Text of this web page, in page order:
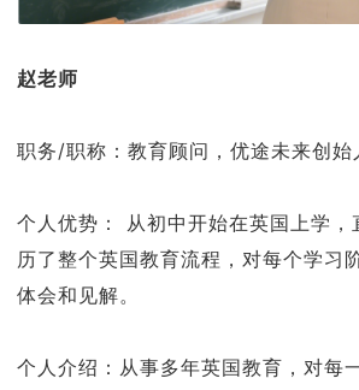
赵老师
职务/职称：教育顾问，优途未来创始
个人优势： 从初中开始在英国上学，
历了整个英国教育流程，对每个学习
体会和见解。
个人介绍：从事多年英国教育，对每